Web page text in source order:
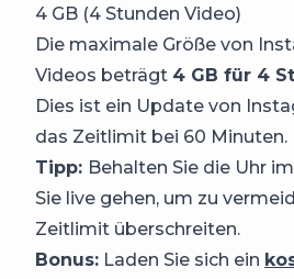
4 GB (4 Stunden Video)
Die maximale Größe von
Videos beträgt 4 GB für 4
Dies ist ein Update von
das Zeitlimit bei 60 Minuten.
Tipp: Behalten Sie die Uhr
Sie live gehen, um zu
Zeitlimit überschreiten.
Bonus: Laden Sie sich ein